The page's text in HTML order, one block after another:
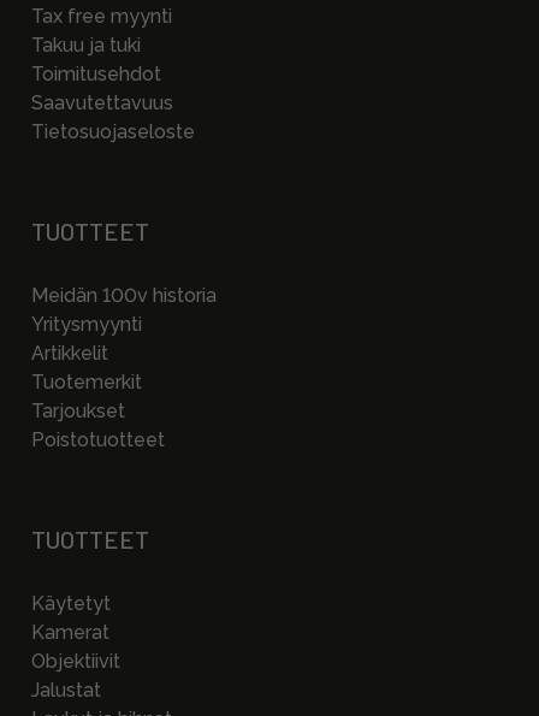
Tax free myynti
Takuu ja tuki
Toimitusehdot
Saavutettavuus
Tietosuojaseloste
TUOTTEET
Meidän 100v historia
Yritysmyynti
Artikkelit
Tuotemerkit
Tarjoukset
Poistotuotteet
TUOTTEET
Käytetyt
Kamerat
Objektiivit
Jalustat